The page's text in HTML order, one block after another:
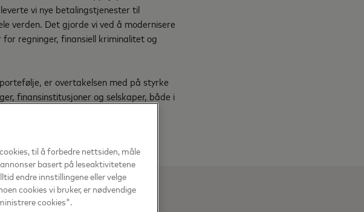
vi nye betalingstjenester til
verden. Det gjorde vi ved å modernisere
regninger, finansiell kriminalitet og
er overtakelsen med på styrke
finansinstitusjoner og selskaper, både i
til å forbedre nettsiden, måle
basert på leseaktivitetene
endre innstillingene eller velge
cookies vi bruker, er nødvendige
cookies".